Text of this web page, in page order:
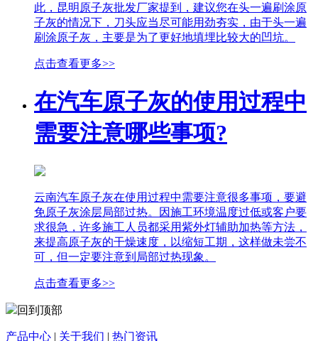
此，昆明原子灰批发厂家提到，建议您在头一遍刷涂原
子灰的情况下，刀头应当尽可能用劲夯实，由于头一遍
刷涂原子灰，主要是为了更好地填埋比较大的凹坑。
点击查看更多>>
在汽车原子灰的使用过程中
需要注意哪些事项?
云南汽车原子灰在使用过程中需要注意很多事项，要避
免原子灰涂层局部过热。因施工环境温度过低或客户要
求很急，许多施工人员都采用紫外灯辅助加热等方法，
来提高原子灰的干燥速度，以缩短工期，这样做未尝不
可，但一定要注意到局部过热现象。
点击查看更多>>
回到顶部
产品中心 | 关于我们 | 热门资讯